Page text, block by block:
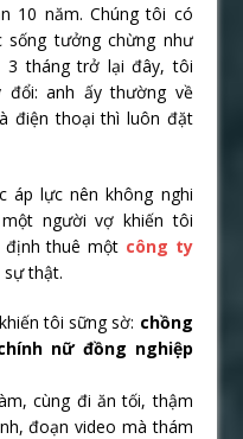
10 năm. Chúng tôi có
tưởng chừng như
3 tháng trở lại đây, tôi
anh ấy thường về
điện thoại thì luôn đặt
áp lực nên không nghi
người vợ khiến tôi
định thuê một công ty
thật.
tôi sững sờ: chồng
nữ đồng nghiệp
cùng đi ăn tối, thậm
đoạn video mà thám